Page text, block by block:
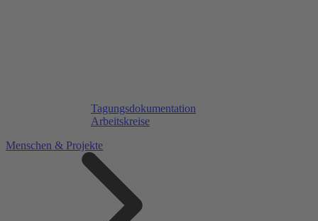
Tagungsdokumentation
Arbeitskreise
Menschen & Projekte